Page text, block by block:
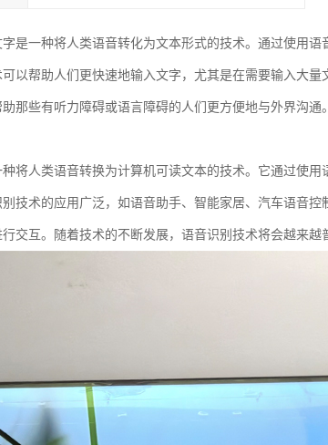
是一种将人类语音转化为文本形式的技术。通过使用
以帮助人们更快速地输入文字，尤其是在需要输入大
那些有听力障碍或语言障碍的人们更方便地与外界沟
将人类语音转换为计算机可读文本的技术。它通过使
技术的应用广泛，如语音助手、智能家居、汽车语音
交互。随着技术的不断发展，语音识别技术将会越来越